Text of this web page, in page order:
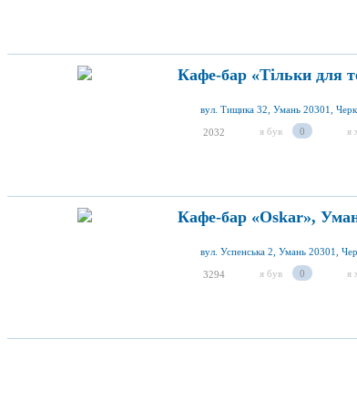
Кафе-бар «Тільки для
вул. Тищика 32, Умань 20301,
2032 я був 0 я
Кафе-бар «Oskar»,
вул. Успенська 2, Умань 20301,
3294 я був 0 я